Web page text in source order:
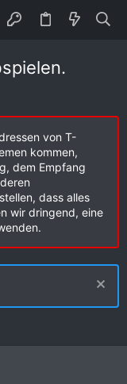
von T-
kommen,
dem Empfang
dass alles
wir dringend, eine